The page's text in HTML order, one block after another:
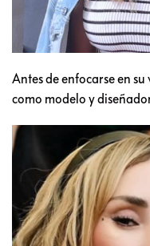
Antes de enfocarse en
como modelo y